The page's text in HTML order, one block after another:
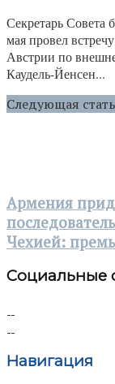
Секретарь Совета
мая провел
Австрии по
Каудель-Йенсен...
Следующая
Армения
Чехией:
Социальные
Навигация